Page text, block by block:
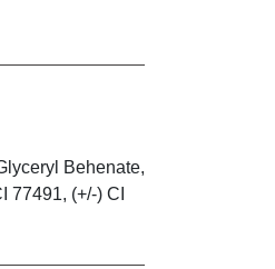
Behenate,
77491, (+/-) CI